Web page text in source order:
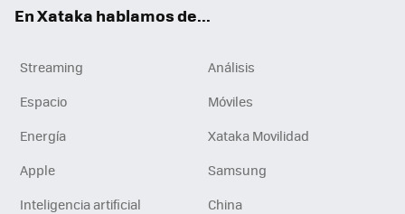
En Xataka hablamos de...
Streaming
Análisis
Espacio
Móviles
Energía
Xataka Movilidad
Apple
Samsung
Inteligencia artificial
China